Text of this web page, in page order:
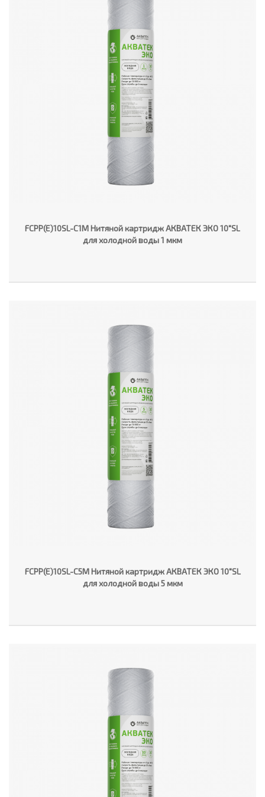
FCPP(E)10SL-C1M Нитяной картридж АКВАТЕК ЭКО 10"SL
для холодной воды 1 мкм
FCPP(E)10SL-C5M Нитяной картридж АКВАТЕК ЭКО 10"SL
для холодной воды 5 мкм